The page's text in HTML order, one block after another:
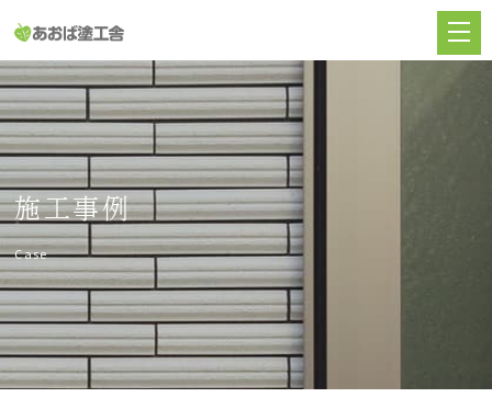
施工事例
Case